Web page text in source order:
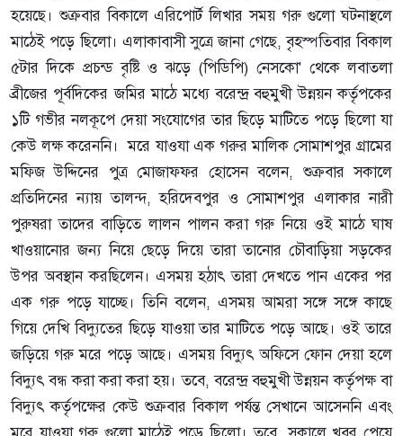
হয়েছে। শুক্রবার বিকালে এরিপোর্ট লিখার সময় গরু গুলো ঘটনাস্থলে
মাঠেই পড়ে ছিলো। এলাকাবাসী সুত্রে জানা গেছে, বৃহস্পতিবার বিকাল
৫টার দিকে প্রচন্ড বৃষ্টি ও ঝড়ে (পিডিপি) নেসকো' থেকে লবাতলা
ব্রীজের পূর্বদিকের জমির মাঠে মধ্যে বরেন্দ্র বহুমুখী উন্নয়ন কর্তৃপকের
১টি গভীর নলকূপে দেয়া সংযোগের তার ছিড়ে মাটিতে পড়ে ছিলো যা
কেউ লক্ষ করেননি। মরে যাওযা এক গরুর মালিক সোমাশপুর গ্রামের
মফিজ উদ্দিনের পুত্র মোজাফফর হোসেন বলেন, শুক্রবার সকালে
প্রতিদিনের ন্যায় তালন্দ, হরিদেবপুর ও সোমাশপুর এলাকার নারী
পুরুষরা তাদের বাড়িতে লালন পালন করা গরু নিয়ে ওই মাঠে ঘাষ
খাওয়ানোর জন্য নিয়ে ছেড়ে দিয়ে তারা তানোর চৌবাড়িয়া সড়কের
উপর অবস্থান করছিলেন। এসময় হঠাৎ তারা দেখতে পান একের পর
এক গরু পড়ে যাচ্ছে। তিনি বলেন, এসময় আমরা সঙ্গে সঙ্গে কাছে
গিয়ে দেখি বিদ্যুতের ছিড়ে যাওয়া তার মাটিতে পড়ে আছে। ওই তারে
জড়িয়ে গরু মরে পড়ে আছে। এসময় বিদ্যুৎ অফিসে ফোন দেয়া হলে
বিদ্যুৎ বন্ধ করা করা করা হয়। তবে, বরেন্দ্র বহুমুখী উন্নয়ন কর্তৃপক্ষ বা
বিদ্যুৎ কর্তৃপক্ষের কেউ শুক্রবার বিকাল পর্যন্ত সেখানে আসেননি এবং